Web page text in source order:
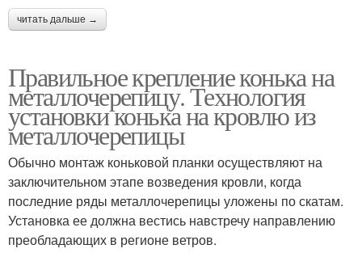
читать дальше →
Правильное крепление конька на
металлочерепицу. Технология
установки конька на кровлю из
металлочерепицы
Обычно монтаж коньковой планки осуществляют на
заключительном этапе возведения кровли, когда
последние ряды металлочерепицы уложены по скатам.
Установка ее должна вестись навстречу направлению
преобладающих в регионе ветров.